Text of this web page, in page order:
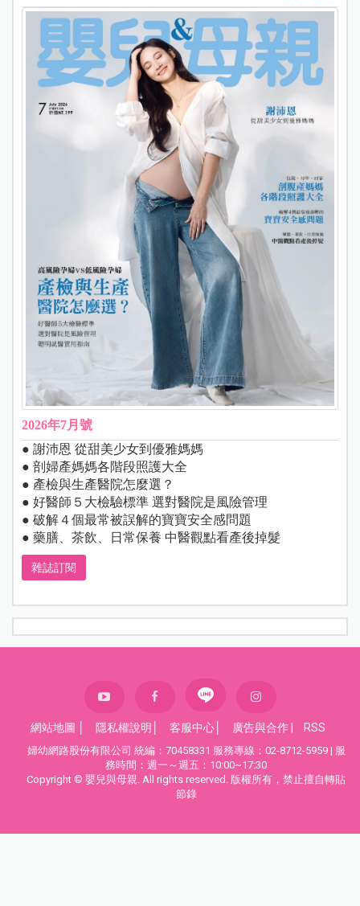
2026年7月號
● 謝沛恩 從甜美少女到優雅媽媽
● 剖婦產媽媽各階段照護大全
● 產檢與生產醫院怎麼選？
● 好醫師５大檢驗標準 選對醫院是風險管理
● 破解４個最常被誤解的寶寶安全感問題
● 藥膳、茶飲、日常保養 中醫觀點看產後掉髮
雜誌訂閱
網站地圖 隱私權說明 客服中心 廣告與合作| RSS
婦幼網路股份有限公司 統編：70458331 服務專線：02-8712-5959 | 服
務時間：週一～週五：10:00~17:30
Copyright © 嬰兒與母親. All rights reserved. 版權所有，禁止擅自轉貼
節錄